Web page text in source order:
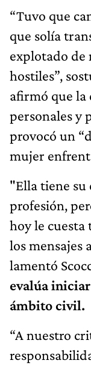
“Tuvo que
que solía
explotado de
hostiles”,
afirmó que la
personales y
provocó un
mujer
"Ella tiene su
profesión,
hoy le
los mensajes
lamentó
evalúa
ámbito civil.
“A nuestro